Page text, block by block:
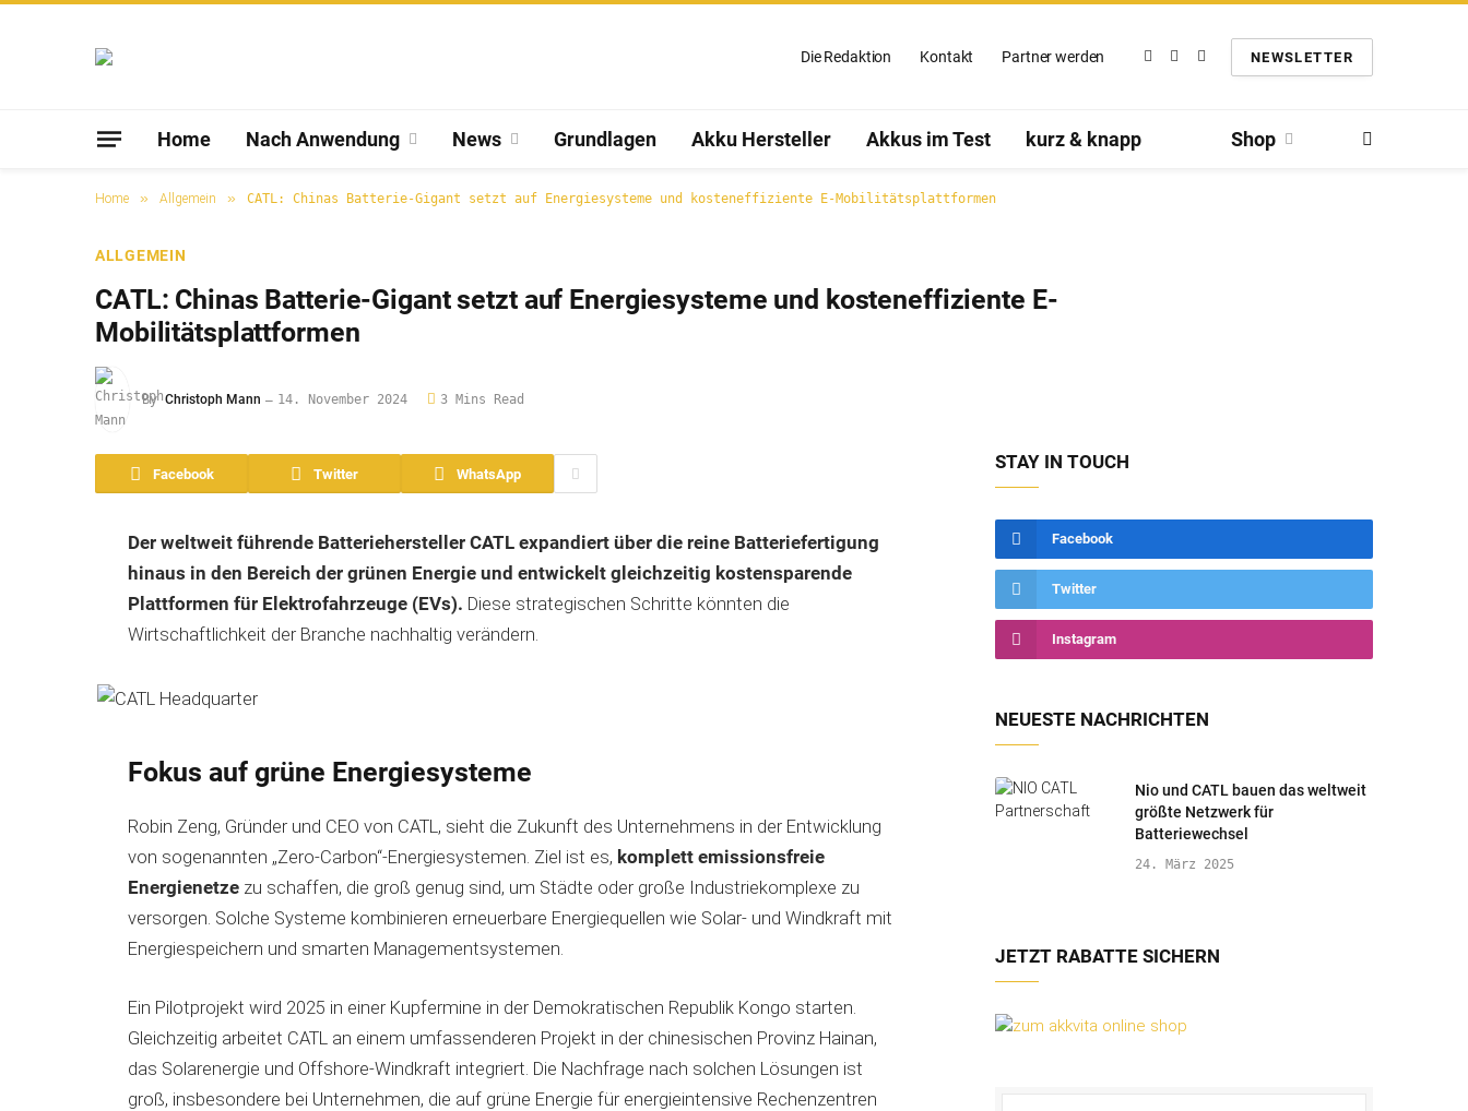
Die Redaktion Kontakt Partner werden
Facebook
TwitterInstagram
NEWSLETTER
Home Nach Anwendung News Grundlagen Akku Hersteller Akkus im Test kurz & knapp Shop
Home » Allgemein » CATL: Chinas Batterie-Gigant setzt auf Energiesysteme und kosteneffiziente E-Mobilitätsplattformen
ALLGEMEIN
CATL: Chinas Batterie-Gigant setzt auf Energiesysteme und kosteneffiziente E-
Mobilitätsplattformen
By Christoph Mann 14. November 2024 3 Mins Read
Facebook Twitter WhatsApp
Der weltweit führende Batteriehersteller CATL expandiert über die reine Batteriefertigung
hinaus in den Bereich der grünen Energie und entwickelt gleichzeitig kostensparende
Plattformen für Elektrofahrzeuge (EVs). Diese strategischen Schritte könnten die
Wirtschaftlichkeit der Branche nachhaltig verändern.
Fokus auf grüne Energiesysteme
Robin Zeng, Gründer und CEO von CATL, sieht die Zukunft des Unternehmens in der Entwicklung
von sogenannten „Zero-Carbon“-Energiesystemen. Ziel ist es, komplett emissionsfreie
Energienetze zu schaffen, die groß genug sind, um Städte oder große Industriekomplexe zu
versorgen. Solche Systeme kombinieren erneuerbare Energiequellen wie Solar- und Windkraft mit
Energiespeichern und smarten Managementsystemen.
Ein Pilotprojekt wird 2025 in einer Kupfermine in der Demokratischen Republik Kongo starten.
Gleichzeitig arbeitet CATL an einem umfassenderen Projekt in der chinesischen Provinz Hainan,
das Solarenergie und Offshore-Windkraft integriert. Die Nachfrage nach solchen Lösungen ist
groß, insbesondere bei Unternehmen, die auf grüne Energie für energieintensive Rechenzentren
STAY IN TOUCH
Facebook
Twitter
Instagram
NEUESTE NACHRICHTEN
Nio und CATL bauen das weltweit
größte Netzwerk für
Batteriewechsel
24. März 2025
JETZT RABATTE SICHERN